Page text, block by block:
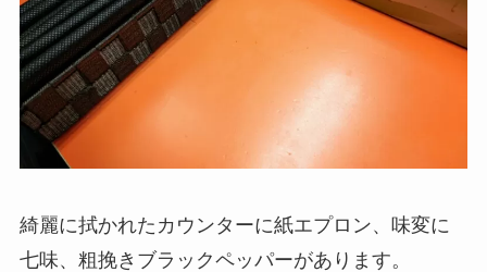
綺麗に拭かれたカウンターに紙エプロン、味変に
七味、粗挽きブラックペッパーがあります。